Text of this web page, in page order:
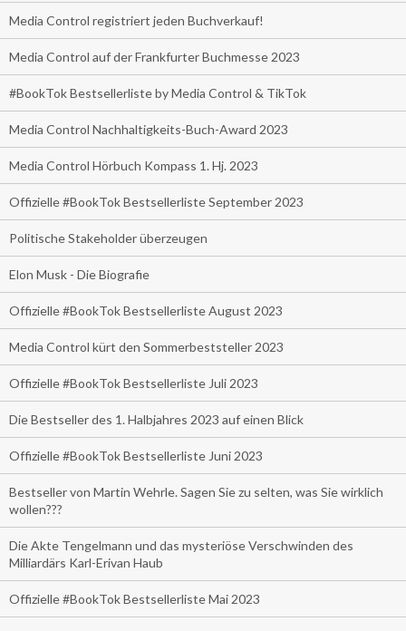
Media Control registriert jeden Buchverkauf!
Media Control auf der Frankfurter Buchmesse 2023
#BookTok Bestsellerliste by Media Control & TikTok
Media Control Nachhaltigkeits-Buch-Award 2023
Media Control Hörbuch Kompass 1. Hj. 2023
Offizielle #BookTok Bestsellerliste September 2023
Politische Stakeholder überzeugen
Elon Musk - Die Biografie
Offizielle #BookTok Bestsellerliste August 2023
Media Control kürt den Sommerbeststeller 2023
Offizielle #BookTok Bestsellerliste Juli 2023
Die Bestseller des 1. Halbjahres 2023 auf einen Blick
Offizielle #BookTok Bestsellerliste Juni 2023
Bestseller von Martin Wehrle. Sagen Sie zu selten, was Sie wirklich
wollen???
Die Akte Tengelmann und das mysteriöse Verschwinden des
Milliardärs Karl-Erivan Haub
Offizielle #BookTok Bestsellerliste Mai 2023